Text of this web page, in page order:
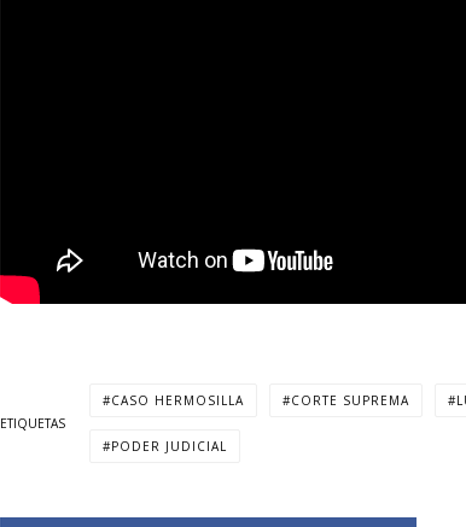
ETIQUETAS
CASO HERMOSILLA CORTE SUPREMA
PODER JUDICIAL